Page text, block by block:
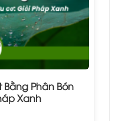
Bằng Phân Bón
Xanh